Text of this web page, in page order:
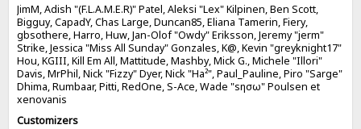
JimM, Adish "(F.L.A.M.E.R)" Patel, Aleksi "Lex" Kilpinen, Ben Scott,
Bigguy, CapadY, Chas Large, Duncan85, Eliana Tamerin, Fiery,
gbsothere, Harro, Huw, Jan-Olof "Owdy" Eriksson, Jeremy "jerm"
Strike, Jessica "Miss All Sunday" Gonzales, K@, Kevin "greyknight17"
Hou, KGIII, Kill Em All, Mattitude, Mashby, Mick G., Michele "Illori"
Davis, MrPhil, Nick "Fizzy" Dyer, Nick "Ha²", Paul_Pauline, Piro "Sarge"
Dhima, Rumbaar, Pitti, RedOne, S-Ace, Wade "sησω" Poulsen et
xenovanis
Customizers